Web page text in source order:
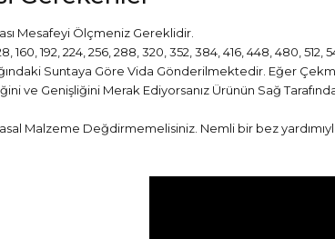
Mesafeyi Ölçmeniz Gereklidir.
160, 192, 224, 256, 288, 320, 352, 384, 416, 448, 480,
Suntaya Göre Vida Gönderilmektedir. Eğer
ve Genişliğini Merak Ediyorsanız Ürünün Sağ
Malzeme Değdirmemelisiniz. Nemli bir bez